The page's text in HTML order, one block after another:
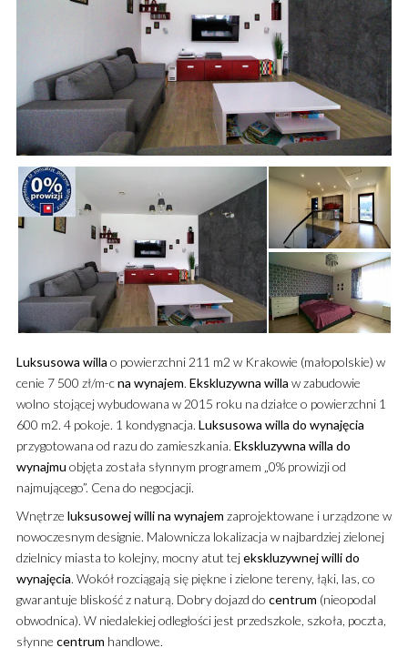
Luksusowa willa o powierzchni 211 m2 w Krakowie (małopolskie) w
cenie 7 500 zł/m-cna wynajem. Ekskluzywna willa w zabudowie
wolno stojącej wybudowana w 2015 roku na działce o powierzchni 1
600 m2. 4 pokoje. 1 kondygnacja. Luksusowa willa do wynajęcia
przygotowana od razu do zamieszkania. Ekskluzywna willa do
wynajmu objęta została słynnym programem „0% prowizji od
najmującego”. Cena do negocjacji.
Wnętrze luksusowejwillina wynajem zaprojektowane i urządzone w
nowoczesnym designie. Malownicza lokalizacja w najbardziej zielonej
dzielnicy miasta to kolejny, mocny atut tejekskluzywnejwillido
wynajęcia. Wokół rozciągają się piękne i zielone tereny, łąki, las, co
gwarantuje bliskość z naturą. Dobry dojazd do centrum (nieopodal
obwodnica). W niedalekiej odległości jest przedszkole, szkoła, poczta,
słynne centrum handlowe.